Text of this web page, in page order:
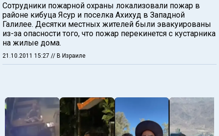
Сотрудники пожарной охраны локализовали пожар в
районе кибуца Ясур и поселка Ахихуд в Западной
Галилее. Десятки местных жителей были эвакуированы
из-за опасности того, что пожар перекинется с кустарника
на жилые дома.
21.10.2011 15:27 // В Израиле